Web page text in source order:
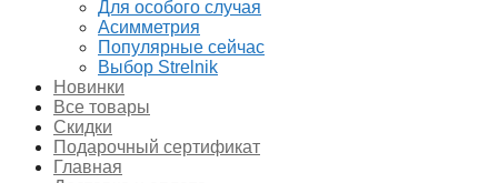
Для особого случая
Асимметрия
Популярные сейчас
Выбор Strelnik
Новинки
Все товары
Скидки
Подарочный сертификат
Главная